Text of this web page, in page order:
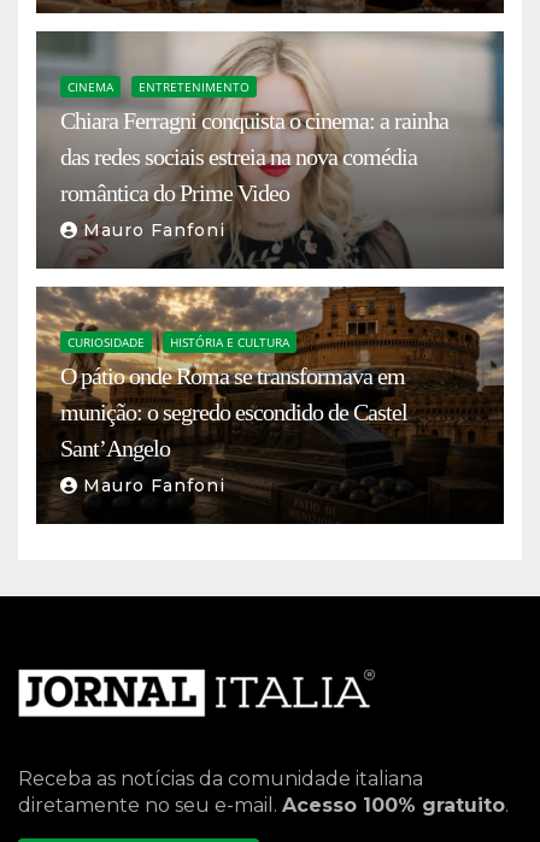
CINEMA ENTRETENIMENTO
Chiara Ferragni conquista o cinema: a rainha
das redes sociais estreia na nova comédia
romântica do Prime Video
Mauro Fanfoni
CURIOSIDADE HISTÓRIA E CULTURA
O pátio onde Roma se transformava em
munição: o segredo escondido de Castel
Sant’Angelo
Mauro Fanfoni
Receba as notícias da comunidade italiana
diretamente no seu e-mail. Acesso 100% gratuito.